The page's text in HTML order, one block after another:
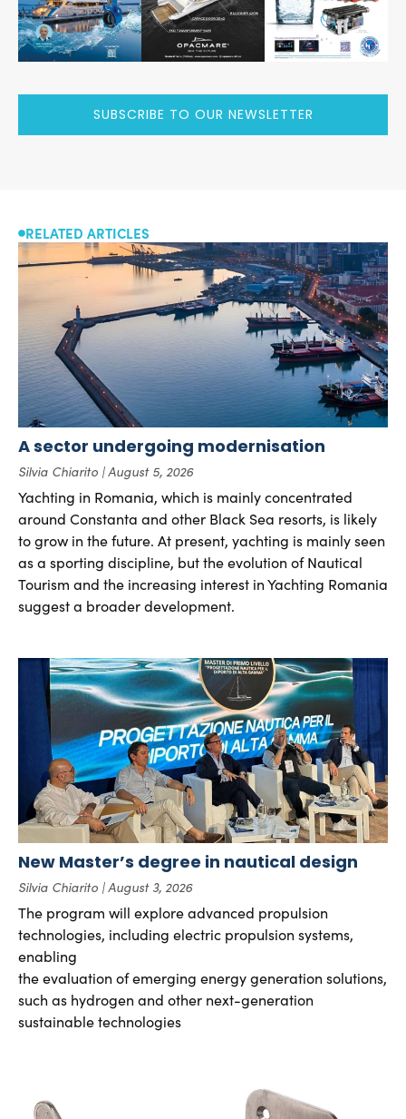
SUBSCRIBE TO OUR NEWSLETTER
RELATED ARTICLES
A sector undergoing modernisation
Silvia Chiarito August 5, 2026
Yachting in Romania, which is mainly concentrated
around Constanta and other Black Sea resorts, is likely
to grow in the future. At present, yachting is mainly seen
as a sporting discipline, but the evolution of Nautical
Tourism and the increasing interest in Yachting Romania
suggest a broader development.
New Master’s degree in nautical design
Silvia Chiarito August 3, 2026
The program will explore advanced propulsion
technologies, including electric propulsion systems,
enabling
the evaluation of emerging energy generation solutions,
such as hydrogen and other next-generation
sustainable technologies